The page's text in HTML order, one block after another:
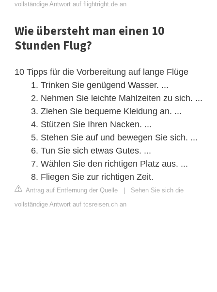
vollständige Antwort auf flightright.de an
Wie übersteht man einen 10
Stunden Flug?
10 Tipps für die Vorbereitung auf lange Flüge
Trinken Sie genügend Wasser. ...
Nehmen Sie leichte Mahlzeiten zu sich. ...
Ziehen Sie bequeme Kleidung an. ...
Stützen Sie Ihren Nacken. ...
Stehen Sie auf und bewegen Sie sich. ...
Tun Sie sich etwas Gutes. ...
Wählen Sie den richtigen Platz aus. ...
Fliegen Sie zur richtigen Zeit.
Antrag auf Entfernung der Quelle
Sehen Sie sich die
vollständige Antwort auf tcsreisen.ch an